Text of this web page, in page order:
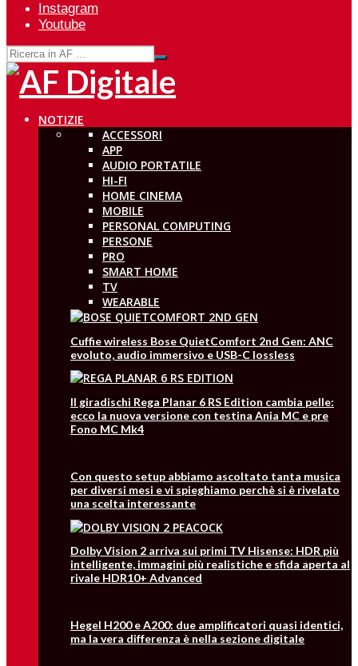
Instagram
Youtube
NOTIZIE
ACCESSORI
APP
AUDIO PORTATILE
HI-FI
HOME CINEMA
MOBILE
PERSONAL COMPUTING
PERSONE
PRO
SMART HOME
TV
WEARABLE
Cuffie wireless Bose QuietComfort 2nd Gen: ANC
evoluto, audio immersivo e USB-C lossless
Il giradischi Rega Planar 6 RS Edition cambia pelle:
ecco la nuova versione con testina Ania MC e pre
Fono MC Mk4
Con questo setup abbiamo ascoltato tanta musica
per diversi mesi e vi spieghiamo perchè si è rivelato
una scelta interessante
Dolby Vision 2 arriva sui primi TV Hisense: HDR più
intelligente, immagini più realistiche e sfida aperta al
rivale HDR10+ Advanced
Hegel H200 e A200: due amplificatori quasi identici,
ma la vera differenza è nella sezione digitale